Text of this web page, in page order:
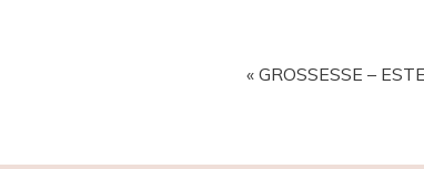
« GROSSESSE –